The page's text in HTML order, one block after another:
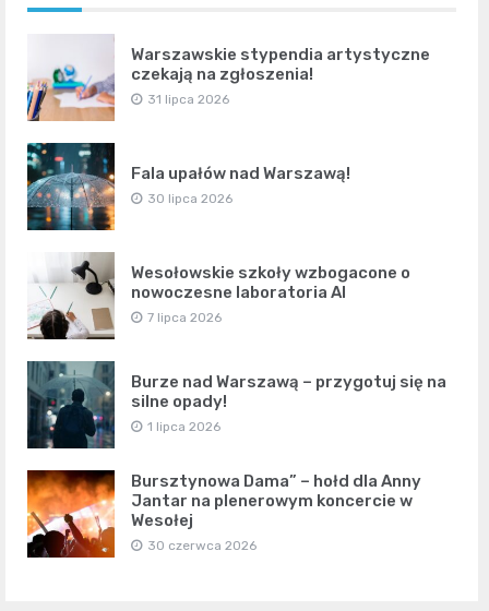
Warszawskie stypendia artystyczne
czekają na zgłoszenia!
31 lipca 2026
Fala upałów nad Warszawą!
30 lipca 2026
Wesołowskie szkoły wzbogacone o
nowoczesne laboratoria AI
7 lipca 2026
Burze nad Warszawą – przygotuj się na
silne opady!
1 lipca 2026
Bursztynowa Dama” – hołd dla Anny
Jantar na plenerowym koncercie w
Wesołej
30 czerwca 2026